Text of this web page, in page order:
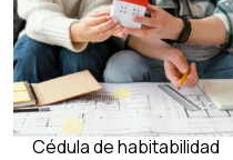
Cédula de habitabilidad